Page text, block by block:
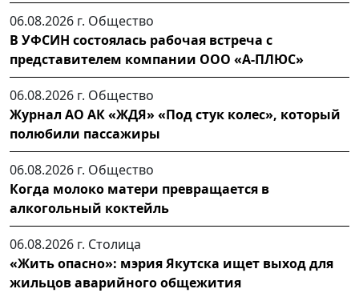
06.08.2026 г. Общество
В УФСИН состоялась рабочая встреча с
представителем компании ООО «А-ПЛЮС»
06.08.2026 г. Общество
Журнал АО АК «ЖДЯ» «Под стук колес», который
полюбили пассажиры
06.08.2026 г. Общество
Когда молоко матери превращается в
алкогольный коктейль
06.08.2026 г. Столица
«Жить опасно»: мэрия Якутска ищет выход для
жильцов аварийного общежития